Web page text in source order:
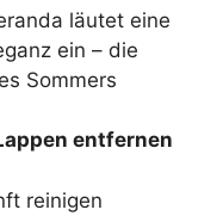
läutet eine
ein – die
Sommers
entfernen
reinigen